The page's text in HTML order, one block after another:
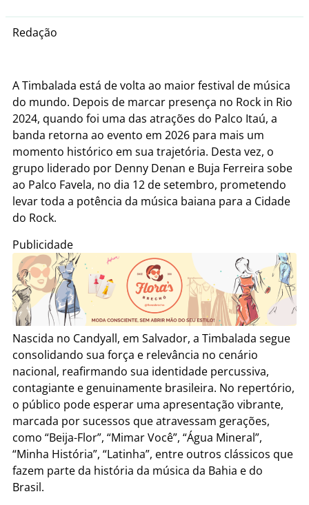
Redação
A Timbalada está de volta ao maior festival de música
do mundo. Depois de marcar presença no Rock in Rio
2024, quando foi uma das atrações do Palco Itaú, a
banda retorna ao evento em 2026 para mais um
momento histórico em sua trajetória. Desta vez, o
grupo liderado por Denny Denan e Buja Ferreira sobe
ao Palco Favela, no dia 12 de setembro, prometendo
levar toda a potência da música baiana para a Cidade
do Rock.
Publicidade
Nascida no Candyall, em Salvador, a Timbalada segue
consolidando sua força e relevância no cenário
nacional, reafirmando sua identidade percussiva,
contagiante e genuinamente brasileira. No repertório,
o público pode esperar uma apresentação vibrante,
marcada por sucessos que atravessam gerações,
como “Beija-Flor”, “Mimar Você”, “Água Mineral”,
“Minha História”, “Latinha”, entre outros clássicos que
fazem parte da história da música da Bahia e do
Brasil.